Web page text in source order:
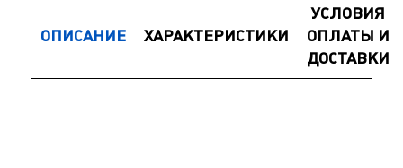
ОПИСАНИЕ ХАРАКТЕРИСТИКИ
УСЛОВИЯ
ОПЛАТЫ И
ДОСТАВКИ